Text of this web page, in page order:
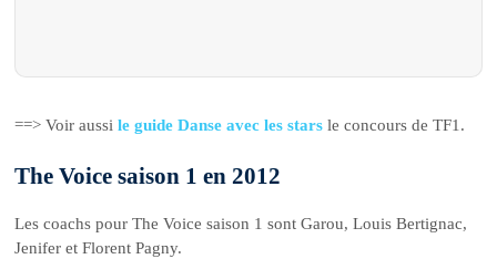
==> Voir aussile guide Danse avec les stars le concours de TF1.
The Voice saison 1 en 2012
Les coachs pour The Voice saison 1 sont Garou, Louis Bertignac,
Jenifer et Florent Pagny.